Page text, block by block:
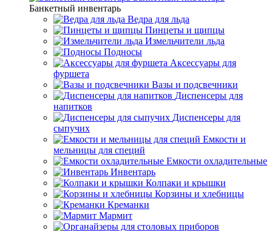
Банкетный инвентарь
Ведра для льда
Пинцеты и щипцы
Измельчители льда
Подносы
Аксессуары для
фуршета
Вазы и подсвечники
Диспенсеры для
напитков
Диспенсеры для
сыпучих
Емкости и
мельницы для специй
Емкости охладительные
Инвентарь
Колпаки и крышки
Корзины и хлебницы
Креманки
Мармит